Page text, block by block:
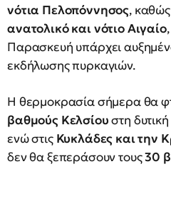
νότια Πελοπόννησος, καθώς
ανατολικό και νότιο Αιγαίο
Παρασκευή υπάρχει
εκδήλωσης πυρκαγιών.
Η θερμοκρασία σήμερα θα
βαθμούς Κελσίουστη
ενώ στις Κυκλάδες και την
δεν θα ξεπεράσουν τους30